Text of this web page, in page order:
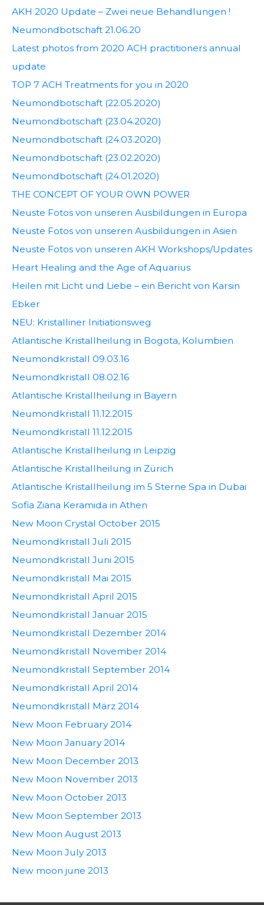
AKH 2020 Update – Zwei neue Behandlungen !
Neumondbotschaft 21.06.20
Latest photos from 2020 ACH practitioners annual
update
TOP 7 ACH Treatments for you in 2020
Neumondbotschaft (22.05.2020)
Neumondbotschaft (23.04.2020)
Neumondbotschaft (24.03.2020)
Neumondbotschaft (23.02.2020)
Neumondbotschaft (24.01.2020)
THE CONCEPT OF YOUR OWN POWER
Neuste Fotos von unseren Ausbildungen in Europa
Neuste Fotos von unseren Ausbildungen in Asien
Neuste Fotos von unseren AKH Workshops/Updates
Heart Healing and the Age of Aquarius
Heilen mit Licht und Liebe – ein Bericht von Karsin
Ebker
NEU: Kristalliner Initiationsweg
Atlantische Kristallheilung in Bogota, Kolumbien
Neumondkristall 09.03.16
Neumondkristall 08.02.16
Atlantische Kristallheilung in Bayern
Neumondkristall 11.12.2015
Neumondkristall 11.12.2015
Atlantische Kristallheilung in Leipzig
Atlantische Kristallheilung in Zürich
Atlantische Kristallheilung im 5 Sterne Spa in Dubai
Sofia Ziana Keramida in Athen
New Moon Crystal October 2015
Neumondkristall Juli 2015
Neumondkristall Juni 2015
Neumondkristall Mai 2015
Neumondkristall April 2015
Neumondkristall Januar 2015
Neumondkristall Dezember 2014
Neumondkristall November 2014
Neumondkristall September 2014
Neumondkristall April 2014
Neumondkristall März 2014
New Moon February 2014
New Moon January 2014
New Moon December 2013
New Moon November 2013
New Moon October 2013
New Moon September 2013
New Moon August 2013
New Moon July 2013
New moon june 2013